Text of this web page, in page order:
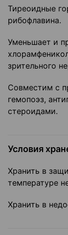
Тиреоидные
рибофлавина.
Уменьшает и
зрительного
Совместим с
гемопоэз,
стероидами.
Условия
Хранить в
температуре
Хранить в